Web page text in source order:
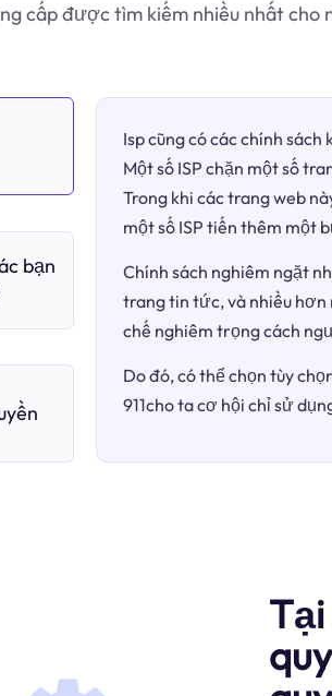
cấp được tìm kiếm nhiều nhất cho
bạn
Isp cũng có các chính
Một số ISP chặn một số
Trong khi các trang web
một số ISP tiến thêm một
Chính sách nghiêm ngặt
trang tin tức, và nhiều hơn
chế nghiêm trọng cách
Do đó, có thể chọn tùy
911cho ta cơ hội chỉ sử